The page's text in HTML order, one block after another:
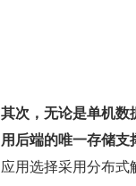
其次，无论是单机
用后端的唯一存储支
应用选择采用分布